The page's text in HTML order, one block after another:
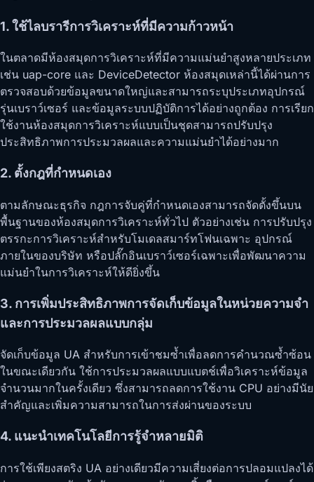
1. ใช้ไลบรารีการวิเคราะห์ที่มีความก้าวหน้า
ในตลาดมีห้องสมุดการวิเคราะห์ที่มีความแม่นยำสูงหลายประเภท
เช่น uap-core และ DeviceDetector ห้องสมุดเหล่านี้ได้ผ่านการ
ตรวจสอบด้วยข้อมูลขนาดใหญ่และสามารถระบุประเภทอุปกรณ์
รุ่นเบราว์เซอร์ และข้อมูลระบบปฏิบัติการได้อย่างถูกต้อง การเรียก
ใช้งานห้องสมุดการวิเคราะห์แบบเป็นชุดสามารถปรับปรุง
ประสิทธิภาพการประมวลผลและความแม่นยำได้อย่างมาก
2. ตั้งกฎที่กำหนดเอง
ตามลักษณะธุรกิจ กฎการจับคู่ที่กำหนดเองสามารถจัดตั้งขึ้นบน
พื้นฐานของห้องสมุดการวิเคราะห์ทั่วไป ตัวอย่างเช่น การปรับปรุง
ตรรกะการวิเคราะห์สำหรับโมเดลสมาร์ทโฟนเฉพาะ อุปกรณ์
ภายในของบริษัท หรือปลั๊กอินเบราว์เซอร์เฉพาะเพื่อพัฒนาความ
แม่นยำในการวิเคราะห์ให้ดียิ่งขึ้น
3. การเพิ่มประสิทธิภาพการจัดเก็บข้อมูลในหน่วยความจำ
และการประมวลผลแบบกลุ่ม
จัดเก็บข้อมูล UA สำหรับการเข้าชมซ้ำเพื่อลดการคำนวณซ้ำซ้อน
ในขณะเดียวกัน ใช้การประมวลผลแบบแบตช์เพื่อวิเคราะห์ข้อมูล
จำนวนมากในครั้งเดียว ซึ่งสามารถลดการใช้งาน CPU อย่างมีนัย
สำคัญและเพิ่มความสามารถในการส่งผ่านของระบบ
4. แนะนำเทคโนโลยีการรู้จำหลายมิติ
การใช้เพียงสตริง UA อย่างเดียวมีความเสี่ยงต่อการปลอมแปลงได้